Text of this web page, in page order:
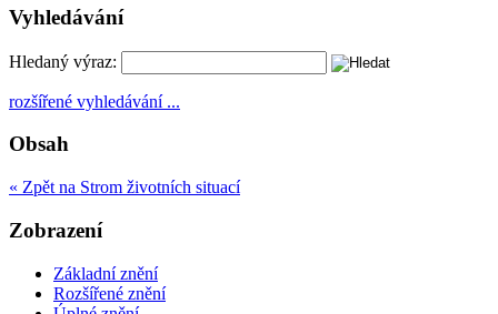
Vyhledávání
Hledaný výraz:
rozšířené vyhledávání ...
Obsah
« Zpět na Strom životních situací
Zobrazení
Základní znění
Rozšířené znění